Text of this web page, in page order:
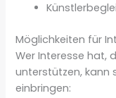
Möglichkeiten für
Wer Interesse hat,
unterstützen, kann
einbringen: